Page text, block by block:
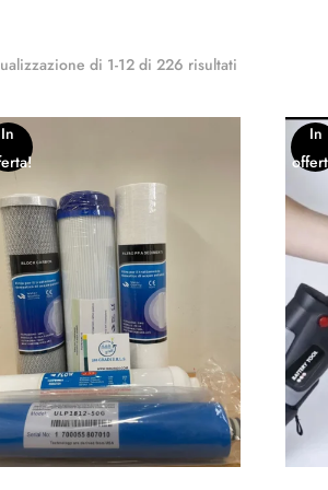
di 1-12 di 226 risultati
In
In